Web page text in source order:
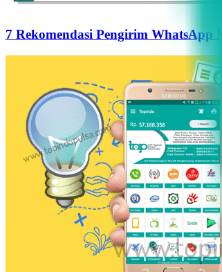
7 Rekomendasi Pengirim WhatsApp